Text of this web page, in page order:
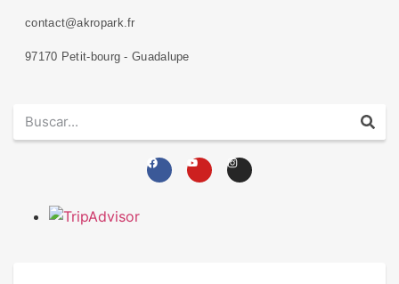
contact@akropark.fr
97170 Petit-bourg - Guadalupe